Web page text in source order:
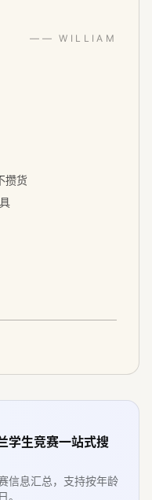
—— WILLIAM
攒货
生竞赛一站式搜
信息汇总，支持按年龄
。